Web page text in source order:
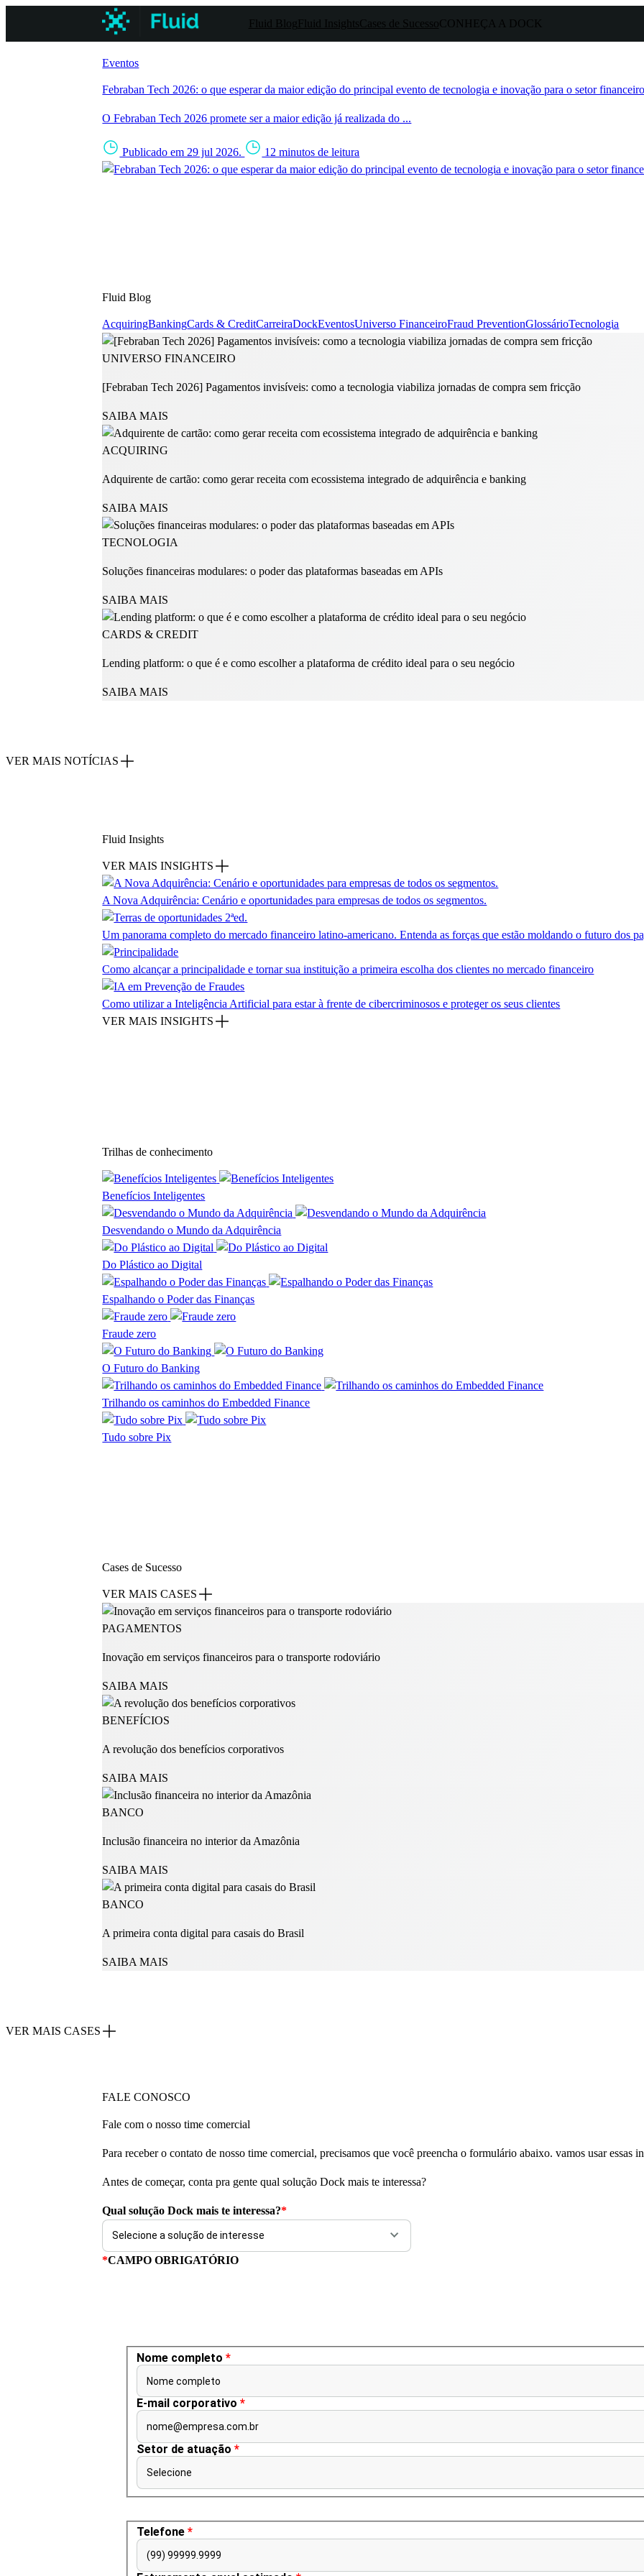
Fluid Blog Fluid InsightsCases de SucessoCONHEÇA A DOCK
Eventos
Febraban Tech 2026: o que esperar da maior edição do principal evento de tecnologia e inovação para o setor
O Febraban Tech 2026 promete ser a maior edição já realizada do ...
Publicado em 29 jul 2026. 12 minutos de leitura
Fluid Blog
AcquiringBankingCards & CreditCarreiraDockEventosUniverso FinanceiroFraud PreventionGlossárioTecnologia
UNIVERSO FINANCEIRO
[Febraban Tech 2026] Pagamentos invisíveis: como a tecnologia viabiliza jornadas de compra sem fricção
SAIBA MAIS
ACQUIRING
Adquirente de cartão: como gerar receita com ecossistema integrado de adquirência e banking
SAIBA MAIS
TECNOLOGIA
Soluções financeiras modulares: o poder das plataformas baseadas em APIs
SAIBA MAIS
CARDS & CREDIT
Lending platform: o que é e como escolher a plataforma de crédito ideal para o seu negócio
SAIBA MAIS
VER MAIS NOTÍCIAS
Fluid Insights
VER MAIS INSIGHTS
A Nova Adquirência: Cenário e oportunidades para empresas de todos os segmentos.
Um panorama completo do mercado financeiro latino-americano. Entenda as forças que estão moldando o futuro dos
Como alcançar a principalidade e tornar sua instituição a primeira escolha dos clientes no mercado financeiro
Como utilizar a Inteligência Artificial para estar à frente de cibercriminosos e proteger os seus clientes
VER MAIS INSIGHTS
Trilhas de conhecimento
Benefícios Inteligentes
Desvendando o Mundo da Adquirência
Do Plástico ao Digital
Espalhando o Poder das Finanças
Fraude zero
O Futuro do Banking
Trilhando os caminhos do Embedded Finance
Tudo sobre Pix
Cases de Sucesso
VER MAIS CASES
PAGAMENTOS
Inovação em serviços financeiros para o transporte rodoviário
SAIBA MAIS
BENEFÍCIOS
A revolução dos benefícios corporativos
SAIBA MAIS
BANCO
Inclusão financeira no interior da Amazônia
SAIBA MAIS
BANCO
A primeira conta digital para casais do Brasil
SAIBA MAIS
VER MAIS CASES
FALE CONOSCO
Fale com o nosso time comercial
Para receber o contato de nosso time comercial, precisamos que você preencha o formulário abaixo. vamos usar
Antes de começar, conta pra gente qual solução Dock mais te interessa?
Qual solução Dock mais te interessa?*
*CAMPO OBRIGATÓRIO
Nome completo *
Nome completo
E-mail corporativo *
nome@empresa.com.br
Setor de atuação *
Selecione
Telefone *
(99) 99999.9999